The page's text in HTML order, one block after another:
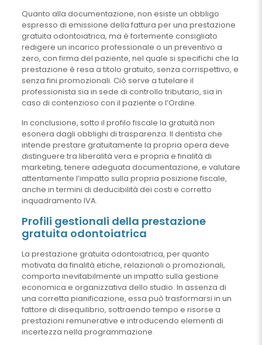
Quanto alla documentazione, non esiste un obbligo
espresso di emissione della fattura per una prestazione
gratuita odontoiatrica, ma è fortemente consigliato
redigere un incarico professionale o un preventivo a
zero, con firma del paziente, nel quale si specifichi che la
prestazione è resa a titolo gratuito, senza corrispettivo, e
senza fini promozionali. Ciò serve a tutelare il
professionista sia in sede di controllo tributario, sia in
caso di contenzioso con il paziente o l’Ordine.
In conclusione, sotto il profilo fiscale la gratuità non
esonera dagli obblighi di trasparenza. Il dentista che
intende prestare gratuitamente la propria opera deve
distinguere tra liberalità vera e propria e finalità di
marketing, tenere adeguata documentazione, e valutare
attentamente l’impatto sulla propria posizione fiscale,
anche in termini di deducibilità dei costi e corretto
inquadramento IVA.
Profili gestionali della prestazione
gratuita odontoiatrica
La prestazione gratuita odontoiatrica, per quanto
motivata da finalità etiche, relazionali o promozionali,
comporta inevitabilmente un impatto sulla gestione
economica e organizzativa dello studio. In assenza di
una corretta pianificazione, essa può trasformarsi in un
fattore di disequilibrio, sottraendo tempo e risorse a
prestazioni remunerative e introducendo elementi di
incertezza nella programmazione.